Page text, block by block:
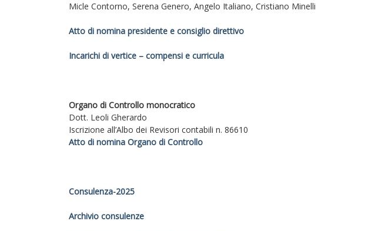
Micle Contorno, Serena Genero, Angelo Italiano, Cristiano Minelli
Atto di nomina presidente e consiglio direttivo
Incarichi di vertice – compensi e curricula
Organo di Controllo monocratico
Dott. Leoli Gherardo
Iscrizione all’Albo dei Revisori contabili n. 86610
Atto di nomina Organo di Controllo
Consulenza-2025
Archivio consulenze